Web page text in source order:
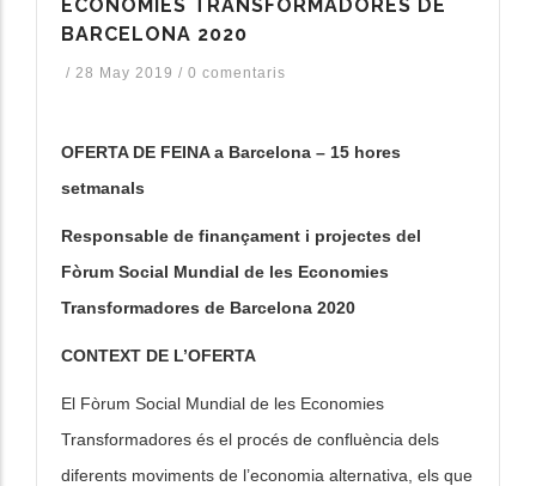
ECONOMIES TRANSFORMADORES DE
BARCELONA 2020
/ 28 May 2019 / 0 comentaris
OFERTA DE FEINA a Barcelona – 15 hores
setmanals
Responsable de finançament i projectes del
Fòrum Social Mundial de les Economies
Transformadores de Barcelona 2020
CONTEXT DE L’OFERTA
El Fòrum Social Mundial de les Economies
Transformadores és el procés de confluència dels
diferents moviments de l’economia alternativa, els que